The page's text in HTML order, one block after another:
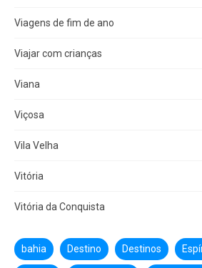
Viagens de fim de ano
Viajar com crianças
Viana
Viçosa
Vila Velha
Vitória
Vitória da Conquista
bahia Destino Destinos